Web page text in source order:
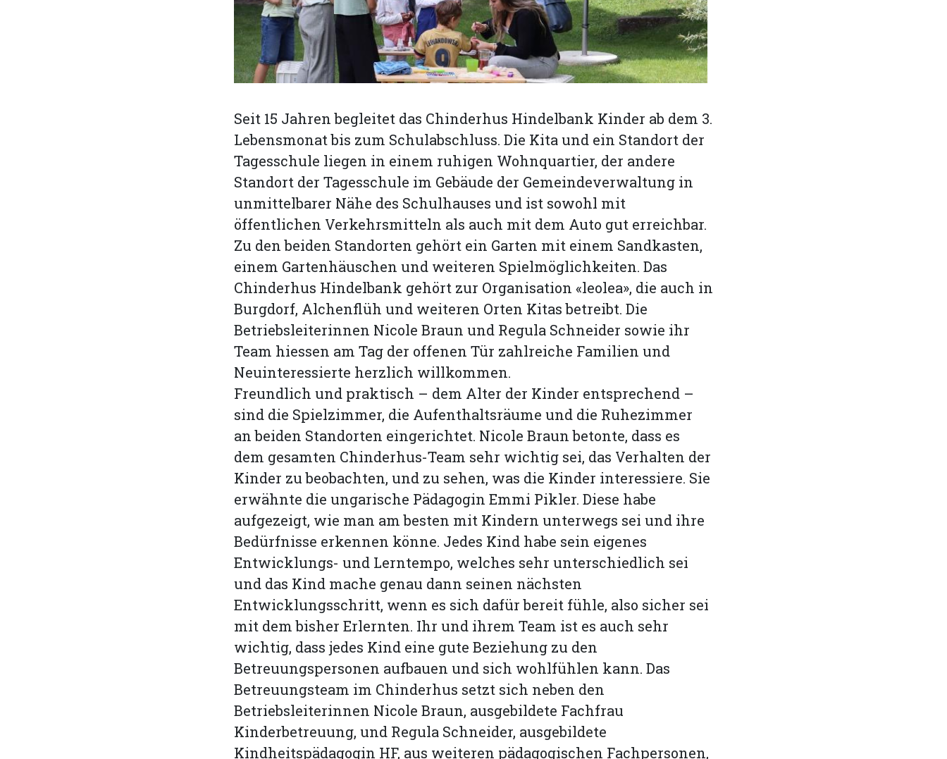
Seit 15 Jahren begleitet das Chinderhus Hindelbank Kinder ab dem 3.
Lebensmonat bis zum Schulabschluss. Die Kita und ein Standort der
Tagesschule liegen in einem ruhigen Wohnquartier, der andere
Standort der Tagesschule im Gebäude der Gemeindeverwaltung in
unmittelbarer Nähe des Schulhauses und ist sowohl mit
öffentlichen Verkehrsmitteln als auch mit dem Auto gut erreichbar.
Zu den beiden Standorten gehört ein Garten mit einem Sandkasten,
einem Gartenhäuschen und weiteren Spielmöglichkeiten. Das
Chinderhus Hindelbank gehört zur Organisation «leolea», die auch in
Burgdorf, Alchenflüh und weiteren Orten Kitas betreibt. Die
Betriebsleiterinnen Nicole Braun und Regula Schneider sowie ihr
Team hiessen am Tag der offenen Tür zahlreiche Familien und
Neuinteressierte herzlich willkommen.
Freundlich und praktisch – dem Alter der Kinder entsprechend –
sind die Spielzimmer, die Aufenthaltsräume und die Ruhezimmer
an beiden Standorten eingerichtet. Nicole Braun betonte, dass es
dem gesamten Chinderhus-Team sehr wichtig sei, das Verhalten der
Kinder zu beobachten, und zu sehen, was die Kinder interessiere. Sie
erwähnte die ungarische Pädagogin Emmi Pikler. Diese habe
aufgezeigt, wie man am besten mit Kindern unterwegs sei und ihre
Bedürfnisse erkennen könne. Jedes Kind habe sein eigenes
Entwicklungs- und Lerntempo, welches sehr unterschiedlich sei
und das Kind mache genau dann seinen nächsten
Entwicklungsschritt, wenn es sich dafür bereit fühle, also sicher sei
mit dem bisher Erlernten. Ihr und ihrem Team ist es auch sehr
wichtig, dass jedes Kind eine gute Beziehung zu den
Betreuungspersonen aufbauen und sich wohlfühlen kann. Das
Betreuungsteam im Chinderhus setzt sich neben den
Betriebsleiterinnen Nicole Braun, ausgebildete Fachfrau
Kinderbetreuung, und Regula Schneider, ausgebildete
Kindheitspädagogin HF, aus weiteren pädagogischen Fachpersonen,